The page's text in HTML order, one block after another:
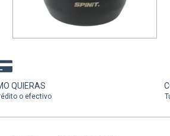
cuotas sin interés de $2.816,67
QUIERAS
o efectivo